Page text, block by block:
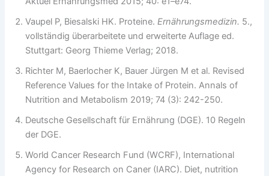
Vaupel P, Biesalski HK. Proteine.Ernährungsmedizin. 5.,
vollständig überarbeitete und erweiterte Auflage ed.
Stuttgart: Georg Thieme Verlag; 2018.
Richter M, Baerlocher K, Bauer Jürgen M et al. Revised
Reference Values for the Intake of Protein. Annals of
Nutrition and Metabolism 2019; 74 (3): 242-250.
Deutsche Gesellschaft für Ernährung (DGE). 10 Regeln
der DGE.
World Cancer Research Fund (WCRF), International
Agency for Research on Caner (IARC). Diet, nutrition